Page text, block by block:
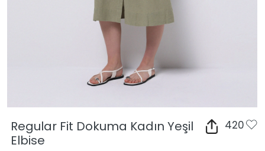
Regular Fit Dokuma Kadın Yeşil
Elbise
420